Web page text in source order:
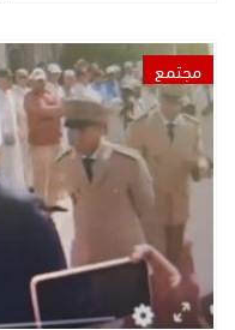
مجتمع